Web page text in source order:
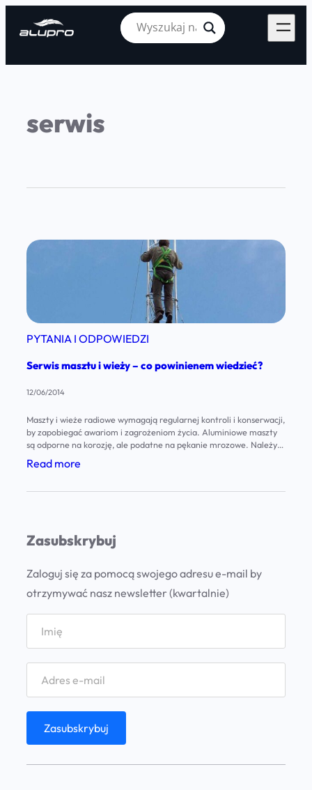
serwis
PYTANIA I ODPOWIEDZI
Serwis masztu i wieży – co powinienem wiedzieć?
12/06/2014
Maszty i wieże radiowe wymagają regularnej kontroli i konserwacji,
by zapobiegać awariom i zagrożeniom życia. Aluminiowe maszty
są odporne na korozję, ale podatne na pękanie mrozowe. Należy
sprawdzać kondycję odciągów i naciągu lin, a także konieczne jest
regularne przeglądy antykorozyjne konstrukcji stalowych.
Read more
w
s
m
a
t
u
w
Zasubskrybuj
Zaloguj się za pomocą swojego adresu e-mail by
otrzymywać nasz newsletter (kwartalnie)